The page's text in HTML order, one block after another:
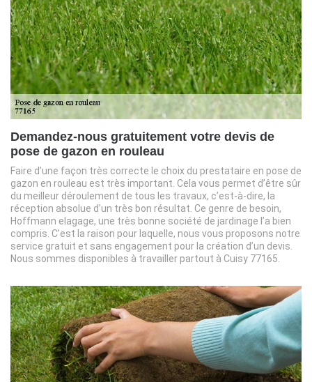
Demandez-nous gratuitement votre devis de
pose de gazon en rouleau
Faire d’une façon très correcte le choix du prestataire en pose de
gazon en rouleau est très important. Cela vous permet d’être sûr
du meilleur déroulement de tous les travaux, c’est-à-dire, la
réception absolue d’un très bon résultat. Ce genre de besoin,
Hoffmann elagage, une très bonne société de jardinage l’a bien
compris. C’est la raison pour laquelle, nous vous proposons notre
service gratuit et sans engagement pour la création d’un devis.
Nous sommes disponibles à travailler partout à Cuisy 77165.